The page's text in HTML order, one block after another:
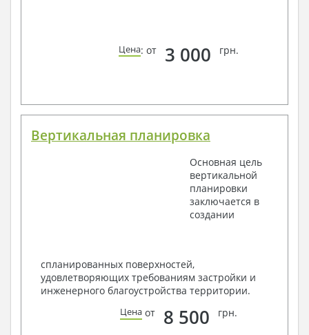
Цена: от 3 000 грн.
Вертикальная планировка
Основная цель
вертикальной
планировки
заключается в
создании
спланированных поверхностей,
удовлетворяющих требованиям застройки и
инженерного благоустройства территории.
Цена от 8 500 грн.